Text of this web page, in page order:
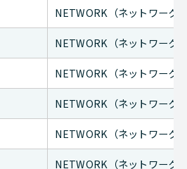
NETWORK（ネットワーク
NETWORK（ネットワーク
NETWORK（ネットワーク
NETWORK（ネットワーク
NETWORK（ネットワーク
NETWORK（ネットワーク